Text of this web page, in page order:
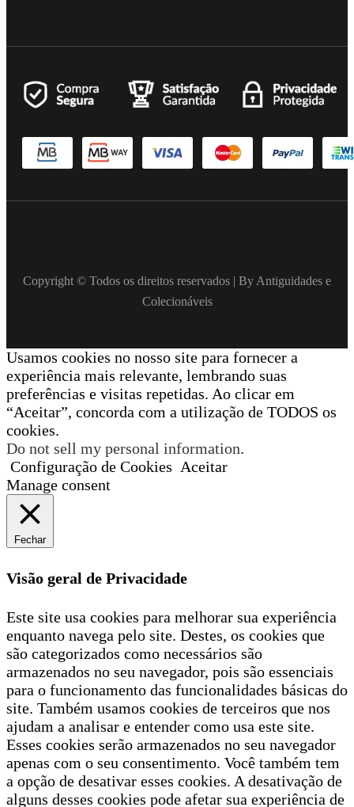
Copyright © Todos os direitos reservados | By Antiguidades e
Colecionáveis
Usamos cookies no nosso site para fornecer a
experiência mais relevante, lembrando suas
preferências e visitas repetidas. Ao clicar em
“Aceitar”, concorda com a utilização de TODOS os
cookies.
Do not sell my personal information.
Configuração de Cookies Aceitar
Manage consent
Fechar
Visão geral de Privacidade
Este site usa cookies para melhorar sua experiência
enquanto navega pelo site. Destes, os cookies que
são categorizados como necessários são
armazenados no seu navegador, pois são essenciais
para o funcionamento das funcionalidades básicas do
site. Também usamos cookies de terceiros que nos
ajudam a analisar e entender como usa este site.
Esses cookies serão armazenados no seu navegador
apenas com o seu consentimento. Você também tem
a opção de desativar esses cookies. A desativação de
alguns desses cookies pode afetar sua experiência de